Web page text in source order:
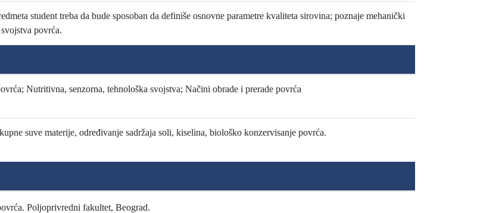
student treba da bude sposoban da definiše osnovne parametre kvaliteta sirovina; poznaje mehanički
povrća.
Nutritivna, senzorna, tehnološka svojstva; Načini obrade i prerade povrća
suve materije, određivanje sadržaja soli, kiselina, biološko konzervisanje povrća.
Poljoprivredni fakultet, Beograd.